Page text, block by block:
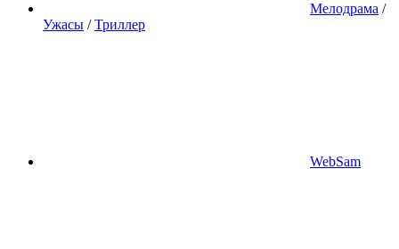
Мелодрама /
Ужасы /Триллер
WebSam